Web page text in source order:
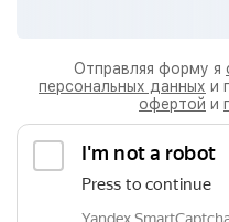
Отправляя форму я
персональных данных и
офертой и